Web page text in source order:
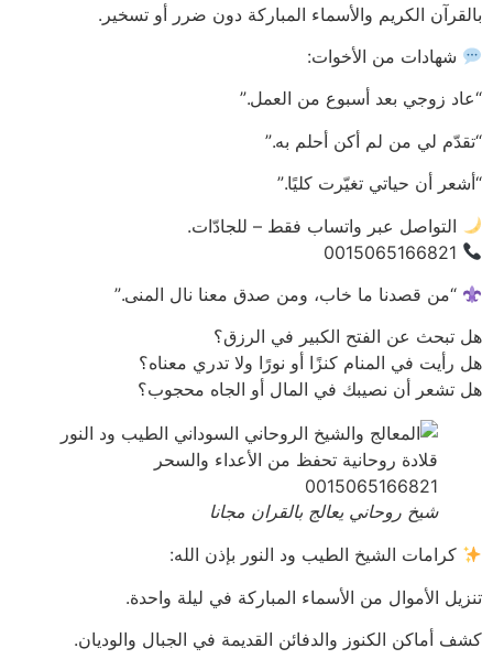
بالقرآن الكريم والأسماء المباركة دون ضرر أو تسخير.
شهادات من الأخوات:
“عاد زوجي بعد أسبوع من العمل.”
“تقدّم لي من لم أكن أحلم به.”
“أشعر أن حياتي تغيّرت كليًا.”
التواصل عبر واتساب فقط – للجادّات.
“من قصدنا ما خاب، ومن صدق معنا نال المنى.”
هل تبحث عن الفتح الكبير في الرزق؟
هل رأيت في المنام كنزًا أو نورًا ولا تدري معناه؟
هل تشعر أن نصيبك في المال أو الجاه محجوب؟
شيخ روحاني يعالج بالقران مجانا
كرامات الشيخ الطيب ود النور بإذن الله:
تنزيل الأموال من الأسماء المباركة في ليلة واحدة.
كشف أماكن الكنوز والدفائن القديمة في الجبال والوديان.